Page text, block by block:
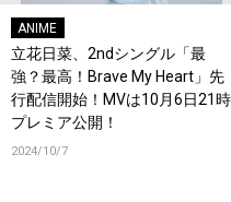
ANIME
立花日菜、2ndシングル「最
強？最高！Brave My Heart」先
行配信開始！MVは10月6日21時
プレミア公開！
2024/10/7